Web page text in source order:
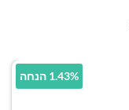
1.43% הנחה